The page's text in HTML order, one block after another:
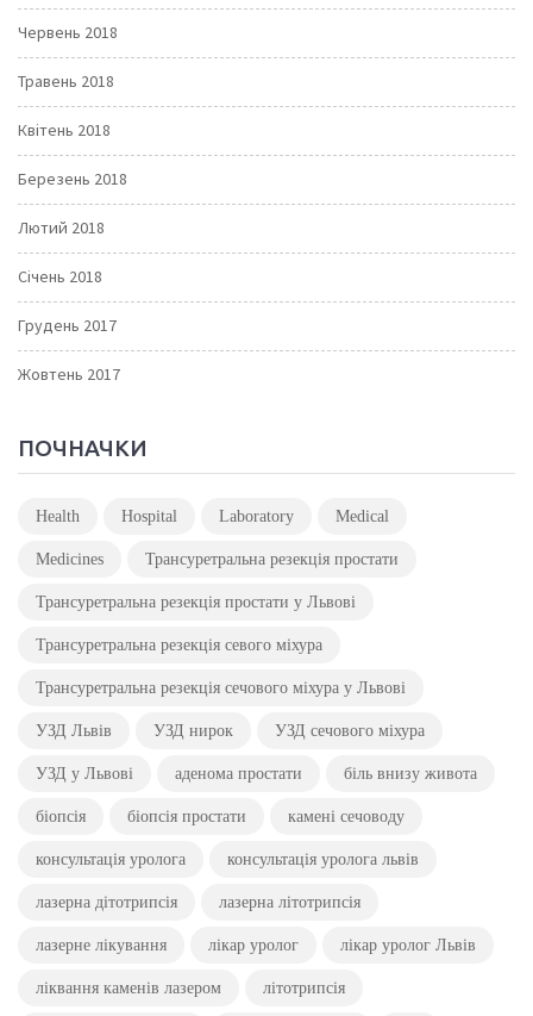
Червень 2018
Травень 2018
Квітень 2018
Березень 2018
Лютий 2018
Січень 2018
Грудень 2017
Жовтень 2017
ПОЧНАЧКИ
Health Hospital Laboratory Medical
Medicines Трансуретральна резекція простати
Трансуретральна резекція простати у Львові
Трансуретральна резекція севого міхура
Трансуретральна резекція сечового міхура у Львові
УЗД Львів УЗД нирок УЗД сечового міхура
УЗД у Львові аденома простати біль внизу живота
біопсія біопсія простати камені сечоводу
консультація уролога консультація уролога львів
лазерна дітотрипсія лазерна літотрипсія
лазерне лікування лікар уролог лікар уролог Львів
ліквання каменів лазером літотрипсія